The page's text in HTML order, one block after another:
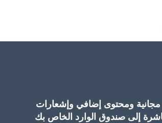
ومحتوى إضافي وإشعارات
إلى صندوق الوارد الخاص بك